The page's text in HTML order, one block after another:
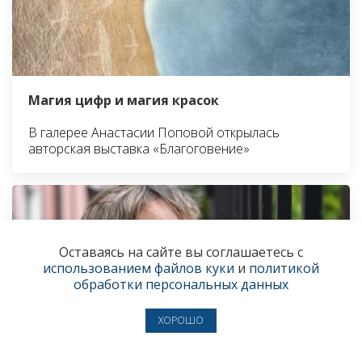
Магия цифр и магия красок
В галерее Анастасии Поповой открылась
авторская выставка «Благоговение»
Оставаясь на сайте вы соглашаетесь с
использованием файлов куки и политикой
обработки персональных данных
ХОРОШО